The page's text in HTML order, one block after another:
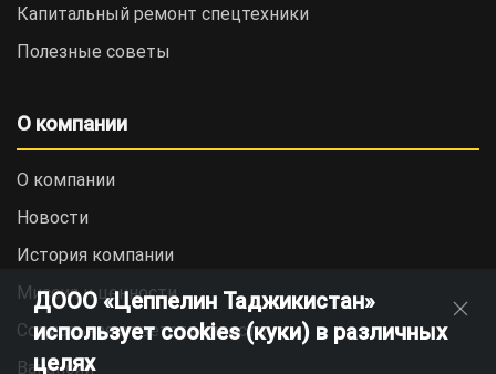
Капитальный ремонт спецтехники
Полезные советы
О компании
О компании
Новости
История компании
Миссия и ценности
Социальная ответственность
Вакансии
ДООО «Цеппелин Таджикистан»
использует cookies (куки) в различных
целях